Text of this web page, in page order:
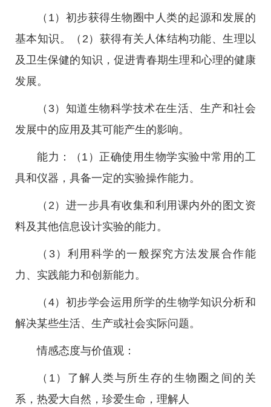
（1）初步获得生物圈中人类的起源和发展的
基本知识。（2）获得有关人体结构功能、生理以
及卫生保健的知识，促进青春期生理和心理的健康
发展。
（3）知道生物科学技术在生活、生产和社会
发展中的应用及其可能产生的影响。
能力：（1）正确使用生物学实验中常用的工
具和仪器，具备一定的实验操作能力。
（2）进一步具有收集和利用课内外的图文资
料及其他信息设计实验的能力。
（3）利用科学的一般探究方法发展合作能
力、实践能力和创新能力。
（4）初步学会运用所学的生物学知识分析和
解决某些生活、生产或社会实际问题。
情感态度与价值观：
（1）了解人类与所生存的生物圈之间的关
系，热爱大自然，珍爱生命，理解人